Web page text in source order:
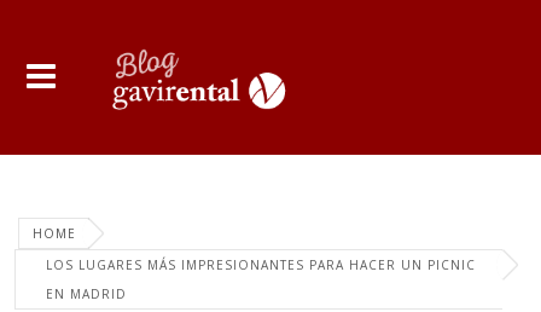
HOME
LOS LUGARES MÁS IMPRESIONANTES PARA HACER UN PICNIC
EN MADRID